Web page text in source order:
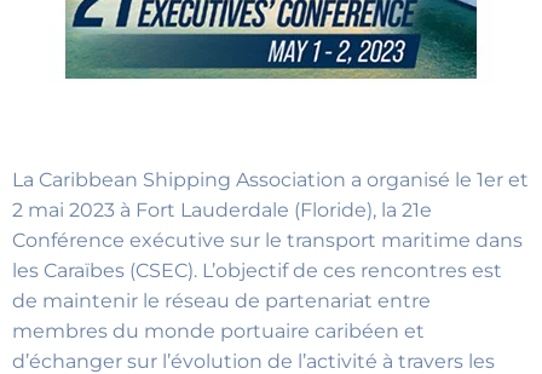
La Caribbean Shipping Association a organisé le 1er et
2 mai 2023 à Fort Lauderdale (Floride), la 21e
Conférence exécutive sur le transport maritime dans
les Caraïbes (CSEC). L’objectif de ces rencontres est
de maintenir le réseau de partenariat entre
membres du monde portuaire caribéen et
d’échanger sur l’évolution de l’activité à travers les